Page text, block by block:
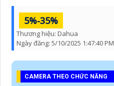
5%-35%
Thương hiệu: Dahua
Ngày đăng: 5/10/2025 1:47:40 PM
CAMERA THEO CHỨC NĂNG